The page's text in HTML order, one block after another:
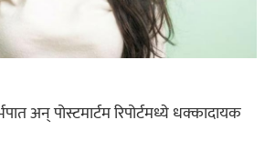
अन् पोस्टमार्टम रिपोर्टमध्ये धक्कादायक